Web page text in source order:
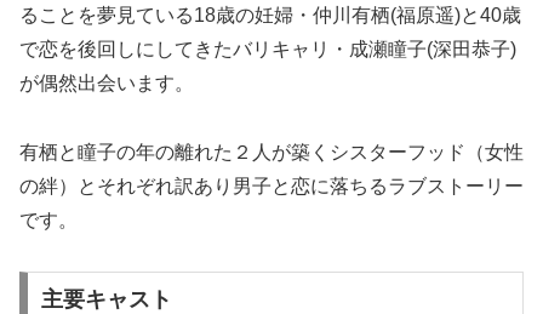
ることを夢見ている18歳の妊婦・仲川有栖(福原遥)と40歳
で恋を後回しにしてきたバリキャリ・成瀬瞳子(深田恭子)
が偶然出会います。
有栖と瞳子の年の離れた２人が築くシスターフッド（女性
の絆）とそれぞれ訳あり男子と恋に落ちるラブストーリー
です。
主要キャスト